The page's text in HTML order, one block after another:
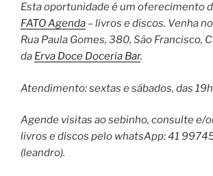
Esta oportunidade é um oferecimento
FATO Agenda – livros e discos. Venha
Rua Paula Gomes, 380, São Francisco,
da Erva Doce Doceria Bar.
Atendimento: sextas e sábados, das
Agende visitas ao sebinho, consulte e/
livros e discos pelo whatsApp: 41
(leandro).